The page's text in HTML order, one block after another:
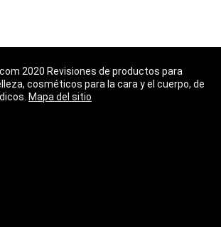
2020 Revisiones de productos para
cosméticos para la cara y el cuerpo, de
Mapa del sitio